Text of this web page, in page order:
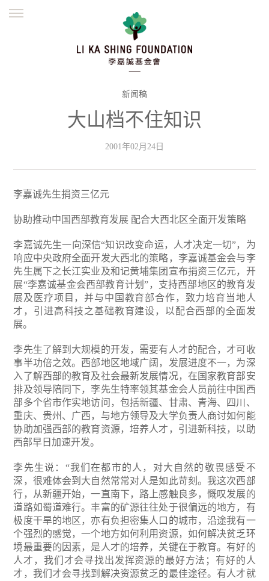
並肩同行
繁體
新闻稿
大山档不住知识
2001年02月24日
李嘉诚先生捐资三亿元
协助推动中国西部教育发展 配合大西北区全面开发策略
李嘉诚先生一向深信“知识改变命运，人才决定一切”，为
响应中央政府全面开发大西北的策略，李嘉诚基金会与李
先生属下之长江实业及和记黄埔集团宣布捐资三亿元，开
展“李嘉诚基金会西部教育计划”，支持西部地区的教育发
展及医疗项目，并与中国教育部合作，致力培育当地人
才，引进高科技之基础教育建设，以配合西部的全面发
展。
李先生了解到大规模的开发，需要有人才的配合，才可收
事半功倍之效。西部地区地域广阔，发展进度不一，为深
入了解西部的教育及社会最新发展情况，在国家教育部安
排及领导陪同下，李先生特率领其基金会人员前往中国西
部多个省市作实地访问，包括新疆、甘肃、青海、四川、
重庆、贵州、广西，与地方领导及大学负责人商讨如何能
协助加强西部的教育资源，培养人才，引进新科技，以助
西部早日加速开发。
李先生说：“我们在都市的人，对大自然的敬畏感受不
深，很难体会到大自然常常对人是如此苛刻。我这次西部
行，从新疆开始，一直南下，路上感触良多，慨叹发展的
道路如蜀道难行。丰富的矿源往往处于很偏远的地方，有
极度干旱的地区，亦有负担密集人口的城市，沿途我有一
个强烈的感觉，一个地方如何利用资源，如何解决贫乏环
境最重要的因素，是人才的培养，关键在于教育。有好的
人才，我们才会寻找出发挥资源的最好方法；有好的人
才，我们才会寻找到解决资源贫乏的最佳途径。有人才就